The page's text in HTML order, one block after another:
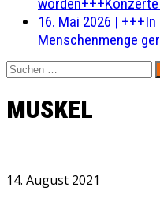
16. Mai 2026 | +++In
Menschenmenge
Suchen
nach:
MUSKEL
14. August 2021